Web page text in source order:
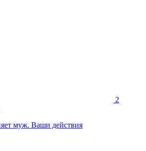
2
муж. Ваши действия